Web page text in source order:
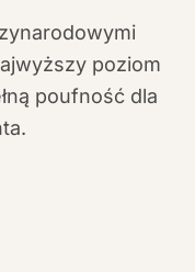
poziom
poufność dla